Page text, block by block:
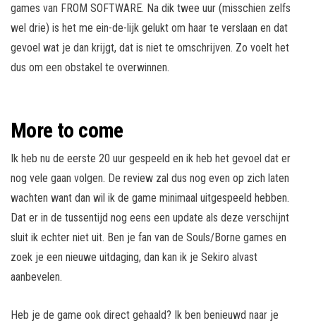
games van FROM SOFTWARE. Na dik twee uur (misschien zelfs
wel drie) is het me ein-de-lijk gelukt om haar te verslaan en dat
gevoel wat je dan krijgt, dat is niet te omschrijven. Zo voelt het
dus om een obstakel te overwinnen.
More to come
Ik heb nu de eerste 20 uur gespeeld en ik heb het gevoel dat er
nog vele gaan volgen. De review zal dus nog even op zich laten
wachten want dan wil ik de game minimaal uitgespeeld hebben.
Dat er in de tussentijd nog eens een update als deze verschijnt
sluit ik echter niet uit. Ben je fan van de Souls/Borne games en
zoek je een nieuwe uitdaging, dan kan ik je Sekiro alvast
aanbevelen.
Heb je de game ook direct gehaald? Ik ben benieuwd naar je